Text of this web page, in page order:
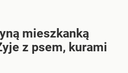
mieszkanką
z psem, kurami